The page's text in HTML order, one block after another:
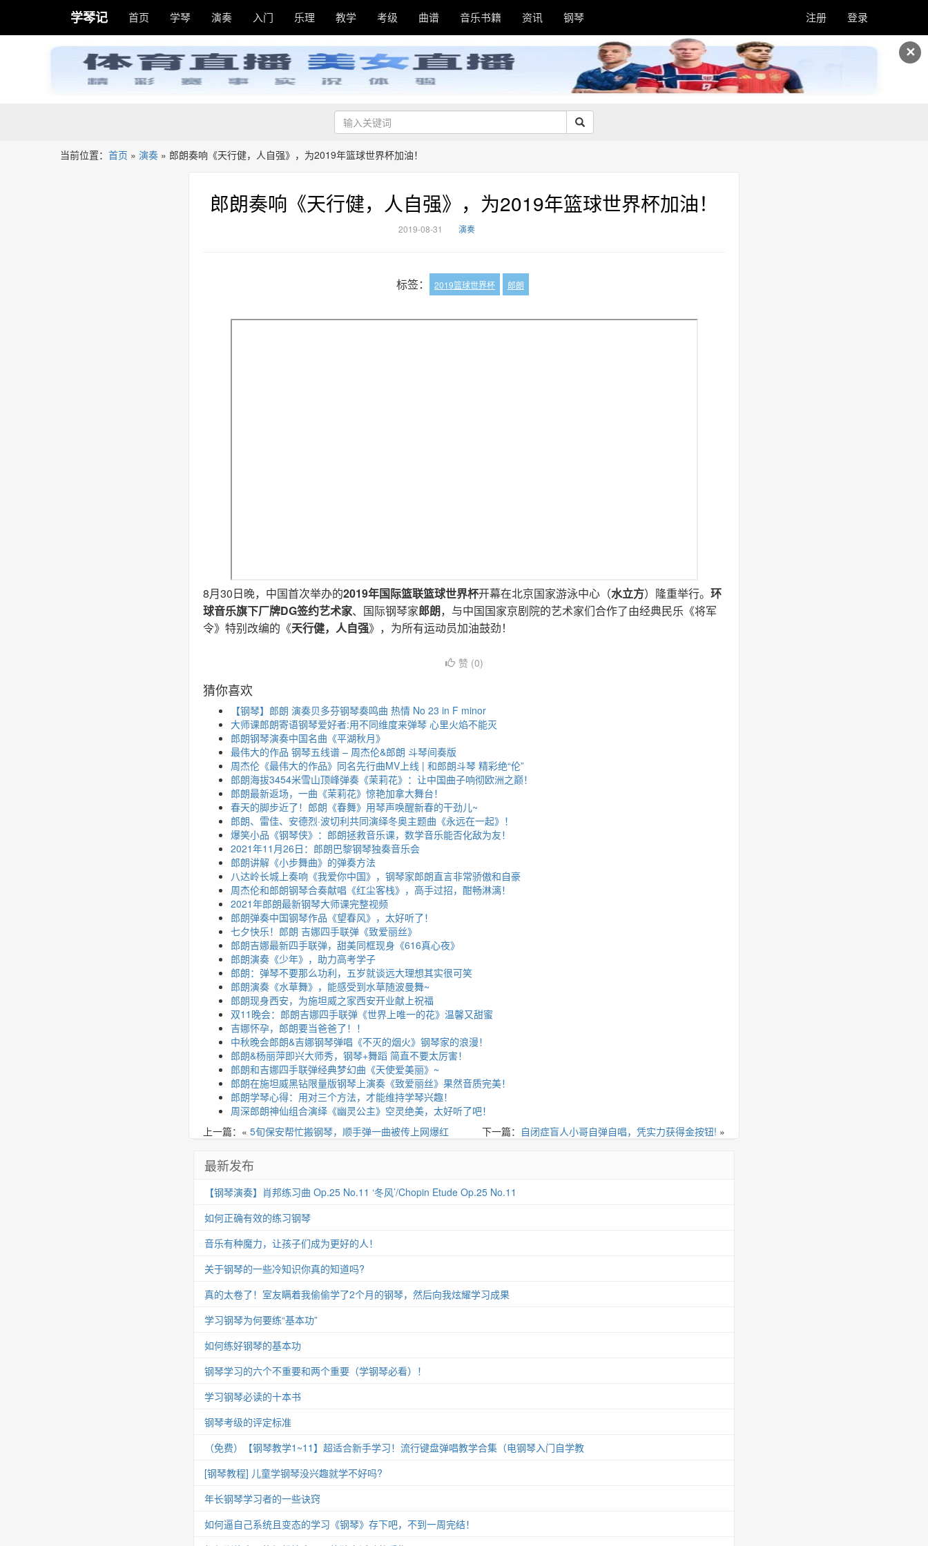
✕
学琴记 首页 学琴 演奏 入门 乐理 教学 考级 曲谱 音乐书籍 资讯 钢琴 注册 登录
当前位置： 首页 » 演奏 » 郎朗奏响《天行健，人自强》，为2019年篮球世界杯加油！
郎朗奏响《天行健，人自强》，为2019年篮球世界杯加油！
2019-08-31 演奏
标签： 2019篮球世界杯 郎朗
8月30日晚，中国首次举办的2019年国际篮联篮球世界杯开幕在北京国家游泳中心（水立方）隆重举行。 环
球音乐旗下厂牌DG签约艺术家、国际钢琴家郎朗，与中国国家京剧院的艺术家们合作了由经典民乐《将军
令》特别改编的《天行健，人自强》，为所有运动员加油鼓劲！
赞 (0)
猜你喜欢
【钢琴】郎朗 演奏贝多芬钢琴奏鸣曲 热情 No 23 in F minor
大师课郎朗寄语钢琴爱好者:用不同维度来弹琴 心里火焰不能灭
郎朗钢琴演奏中国名曲《平湖秋月》
最伟大的作品 钢琴五线谱 – 周杰伦&郎朗 斗琴间奏版
周杰伦《最伟大的作品》同名先行曲MV上线 | 和郎朗斗琴 精彩绝“伦”
郎朗海拔3454米雪山顶峰弹奏《茉莉花》：让中国曲子响彻欧洲之巅！
郎朗最新返场，一曲《茉莉花》惊艳加拿大舞台！
春天的脚步近了！郎朗《春舞》用琴声唤醒新春的干劲儿~
郎朗、雷佳、安德烈·波切利共同演绎冬奥主题曲《永远在一起》！
爆笑小品《钢琴侠》：郎朗拯救音乐课，数学音乐能否化敌为友！
2021年11月26日：郎朗巴黎钢琴独奏音乐会
郎朗讲解《小步舞曲》的弹奏方法
八达岭长城上奏响《我爱你中国》，钢琴家郎朗直言非常骄傲和自豪
周杰伦和郎朗钢琴合奏献唱《红尘客栈》，高手过招，酣畅淋漓！
2021年郎朗最新钢琴大师课完整视频
郎朗弹奏中国钢琴作品《望春风》，太好听了！
七夕快乐！郎朗 吉娜四手联弹《致爱丽丝》
郎朗吉娜最新四手联弹，甜美同框现身《616真心夜》
郎朗演奏《少年》，助力高考学子
郎朗：弹琴不要那么功利，五岁就谈远大理想其实很可笑
郎朗演奏《水草舞》，能感受到水草随波曼舞~
郎朗现身西安，为施坦威之家西安开业献上祝福
双11晚会：郎朗吉娜四手联弹《世界上唯一的花》温馨又甜蜜
吉娜怀孕，郎朗要当爸爸了！！
中秋晚会郎朗&吉娜钢琴弹唱《不灭的烟火》钢琴家的浪漫！
郎朗&杨丽萍即兴大师秀，钢琴+舞蹈 简直不要太厉害！
郎朗和吉娜四手联弹经典梦幻曲《天使爱美丽》~
郎朗在施坦威黑钻限量版钢琴上演奏《致爱丽丝》果然音质完美！
郎朗学琴心得：用对三个方法，才能维持学琴兴趣！
周深郎朗神仙组合演绎《幽灵公主》空灵绝美，太好听了吧！
下一篇： 自闭症盲人小哥自弹自唱，凭实力获得金按钮! »
上一篇：« 5旬保安帮忙搬钢琴，顺手弹一曲被传上网爆红
最新发布
【钢琴演奏】肖邦练习曲 Op.25 No.11 ‘冬风’/Chopin Etude Op.25 No.11
如何正确有效的练习钢琴
音乐有种魔力，让孩子们成为更好的人！
关于钢琴的一些冷知识你真的知道吗?
真的太卷了！室友瞒着我偷偷学了2个月的钢琴，然后向我炫耀学习成果
学习钢琴为何要练“基本功”
如何练好钢琴的基本功
钢琴学习的六个不重要和两个重要（学钢琴必看）！
学习钢琴必读的十本书
钢琴考级的评定标准
（免费）【钢琴教学1~11】超适合新手学习！流行键盘弹唱教学合集（电钢琴入门自学教
[钢琴教程] 儿童学钢琴没兴趣就学不好吗?
年长钢琴学习者的一些诀窍
如何逼自己系统且变态的学习《钢琴》存下吧，不到一周完结！